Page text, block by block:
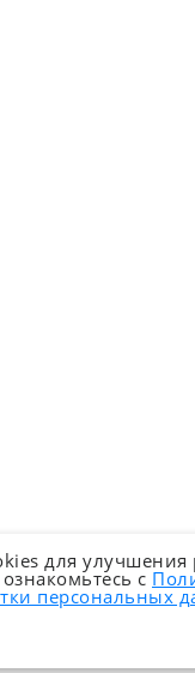
для улучшения
с
персональных